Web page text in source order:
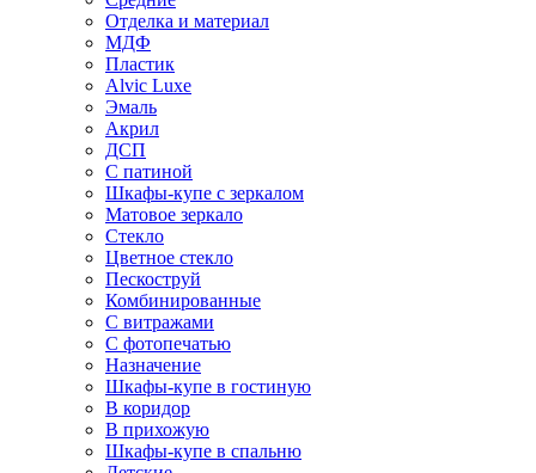
Отделка и материал
МДФ
Пластик
Alvic Luxe
Эмаль
Акрил
ДСП
С патиной
Шкафы-купе с зеркалом
Матовое зеркало
Стекло
Цветное стекло
Пескоструй
Комбинированные
С витражами
С фотопечатью
Назначение
Шкафы-купе в гостиную
В коридор
В прихожую
Шкафы-купе в спальню